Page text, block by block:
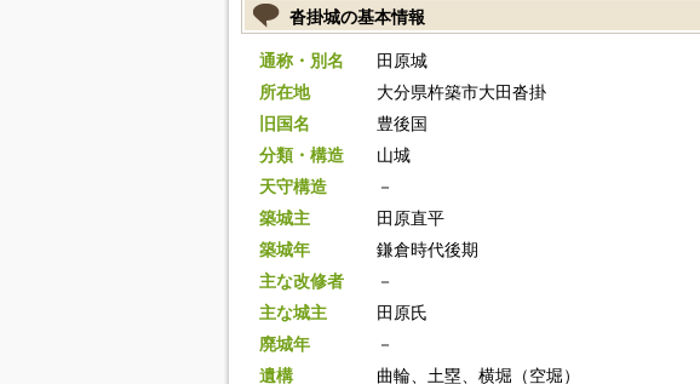
沓掛城の基本情報
通称・別名
田原城
所在地
大分県杵築市大田沓掛
旧国名
豊後国
分類・構造
山城
天守構造
－
築城主
田原直平
築城年
鎌倉時代後期
主な改修者
－
主な城主
田原氏
廃城年
－
遺構
曲輪、土塁、横堀（空堀）